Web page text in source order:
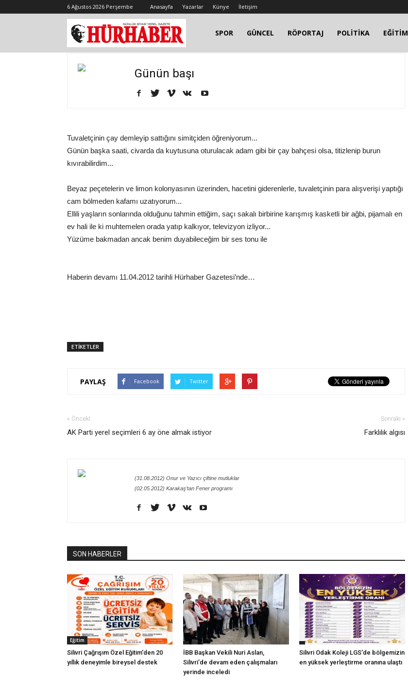
6 Ağustos 2026 Perşembe Anasayfa Yazarlar Künye İletişim
SPOR GÜNCEL RÖPORTAJ POLİTİKA EĞİTİM
Günün başı
Tuvaletçinin çay demleyip sattığını simitçiden öğreniyorum...
Günün başka saati, civarda da kuytusuna oturulacak adam gibi bir çay bahçesi olsa, titizlenip burun
kıvırabilirdim...
Beyaz peçetelerin ve limon kolonyasının üzerinden, hacetini giderenlerle, tuvaletçinin para alışverişi yaptığı
cam bölmeden kafamı uzatıyorum...
Ellili yaşların sonlarında olduğunu tahmin ettiğim, saçı sakalı birbirine karışmış kasketli bir ağbi, pijamalı en
ev hali ile ki muhtemelen orada yatıp kalkıyor, televizyon izliyor...
Yüzüme bakmadan ancak benim duyabileceğim bir ses tonu ile
Haberin devamı 11.04.2012 tarihli Hürhaber Gazetesi’nde…
ETİKETLER
PAYLAŞ Facebook Twitter
« Önceki
AK Parti yerel seçimleri 6 ay öne almak istiyor
Sonraki »
Farklılık algısı
(31.08.2012) Onur ve Yazıcı çiftine mutluklar
(02.05.2012) Karakaş’tan Fener programı
SON HABERLER
Eğitim
Silivri Çağrışım Özel Eğitim'den 20
yıllık deneyimle bireysel destek
İBB Başkan Vekili Nuri Aslan,
Silivri’de devam eden çalışmaları
yerinde inceledi
Silivri Odak Koleji LGS'de bölgemizin
en yüksek yerleştirme oranına ulaştı